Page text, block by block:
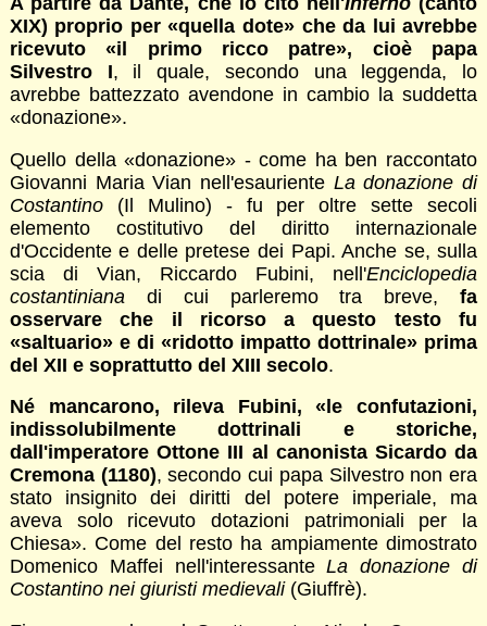
XIX) proprio per «quella dote» che da lui avrebbe
ricevuto «il primo ricco patre», cioè papa
Silvestro I, il quale, secondo una leggenda, lo
avrebbe battezzato avendone in cambio la suddetta
«donazione».
Quello della «donazione» - come ha ben raccontato
Giovanni Maria Vian nell'esauriente La donazione di
Costantino(Il Mulino) - fu per oltre sette secoli
elemento costitutivo del diritto internazionale
d'Occidente e delle pretese dei Papi. Anche se, sulla
scia di Vian, Riccardo Fubini, nell'Enciclopedia
costantiniana di cui parleremo tra breve,fa
osservare che il ricorso a questo testo fu
«saltuario» e di «ridotto impatto dottrinale» prima
del XII e soprattutto del XIII secolo.
Né mancarono, rileva Fubini, «le confutazioni,
indissolubilmente dottrinali e storiche,
dall'imperatore Ottone III al canonista Sicardo da
Cremona (1180), secondo cui papa Silvestro non era
stato insignito dei diritti del potere imperiale, ma
aveva solo ricevuto dotazioni patrimoniali per la
Chiesa». Come del resto ha ampiamente dimostrato
Domenico Maffei nell'interessanteLa donazione di
Costantino nei giuristi medievali(Giuffrè).